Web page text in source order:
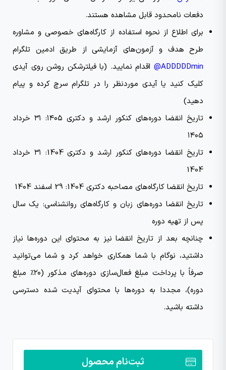
دفعات نامحدود قابل مشاهده هستند.
برای اطلاع از نحوه استفاده از کارگاه‌های خصوصی و مشاوره
طرح هدف و آزمون‌های آزمایشی از طریق ادمین تلگرام
ADDDDDmin@
اقدام نمایید. (با فیلترشکن روشن روی آیدی
کلیک کنید یا آیدی موردنظر را در تلگرام سرچ کرده و پیام
دهید)
تاریخ انقضا دوره‌های کنکور ارشد و دکتری ۱۴۰۵: ۳۱ خرداد
۱۴۰۵
تاریخ انقضا دوره‌های کنکور ارشد و دکتری 1404: ۳۱ خرداد
1404
تاریخ انقضا کارگاه‌های مصاحبه دکتری 1404: 29 اسفند 1404
تاریخ انقضا دوره‌های زبان و کارگاه‌های روانشناسی: یک سال
پس از تهیه دوره
چنانچه بعد از تاریخ انقضا نیز به محتوای این دوره‌ها نیاز
داشتید، نوگام با شما همکاری خواهد کرد و شما می‌توانید
صرفاً با پرداخت مبلغ فعال‌سازی دوره‌های مذکور (۲۰٪ مبلغ
دوره)، مجددا به دوره‌ها با محتوای آپدیت شده دسترسی
داشته باشید.
ثبت‌نام محصول